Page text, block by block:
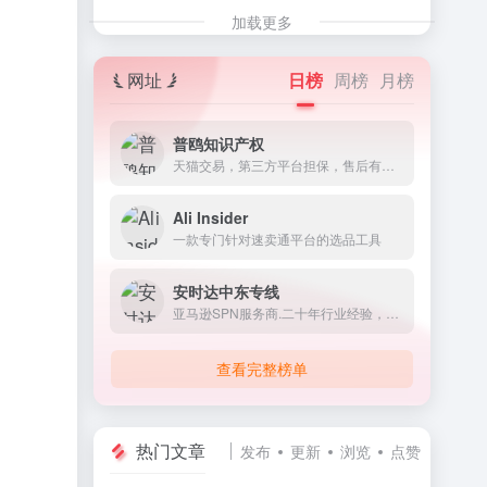
加载更多
网址 日榜 周榜 月榜
普鸥知识产权
‌Ali Insider
一款专门针对速卖通平台的选品工具
安时达中东专线
查看完整榜单
热门文章 发布 更新 浏览 点赞